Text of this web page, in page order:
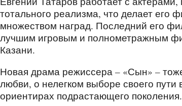
тотального реализма, что делает
множеством наград. Последний его
лучшим игровым и полнометражным
Казани.
Новая драма режиссера – «Сын» –
любви, о нелегком выборе своего
ориентирах подрастающего